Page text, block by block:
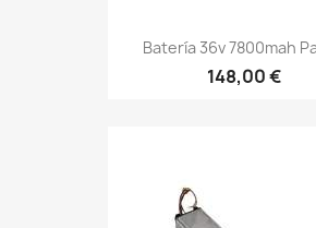
Batería 36v 7800mah
148,00 €